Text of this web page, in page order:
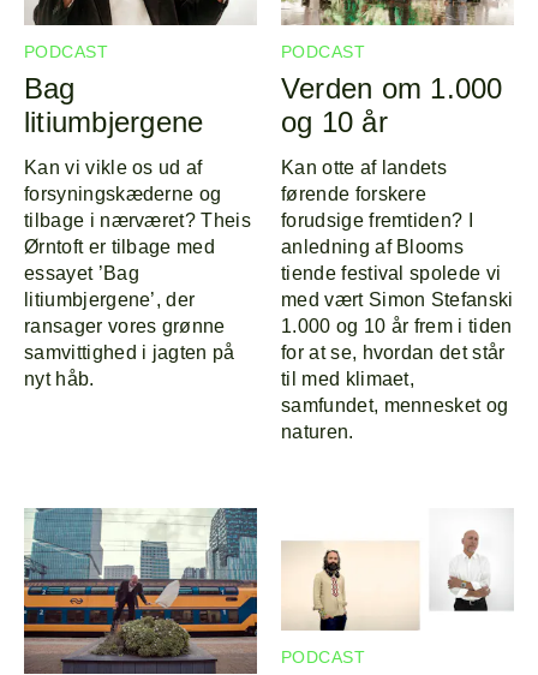
PODCAST
Bag
litiumbjergene
Kan vi vikle os ud af
forsyningskæderne og
tilbage i nærværet? Theis
Ørntoft er tilbage med
essayet ’Bag
litiumbjergene’, der
ransager vores grønne
samvittighed i jagten på
nyt håb.
PODCAST
Verden om 1.000
og 10 år
Kan otte af landets
førende forskere
forudsige fremtiden? I
anledning af Blooms
tiende festival spolede vi
med vært Simon Stefanski
1.000 og 10 år frem i tiden
for at se, hvordan det står
til med klimaet,
samfundet, mennesket og
naturen.
PODCAST